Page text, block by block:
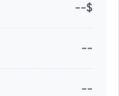
--$
--
--